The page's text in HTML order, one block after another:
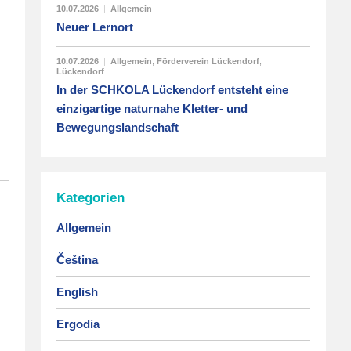
10.07.2026 | Allgemein
Neuer Lernort
10.07.2026 | Allgemein Förderverein Lückendorf
Lückendorf
In der SCHKOLA Lückendorf entsteht eine
einzigartige naturnahe Kletter- und
Bewegungslandschaft
Kategorien
Allgemein
Čeština
English
Ergodia